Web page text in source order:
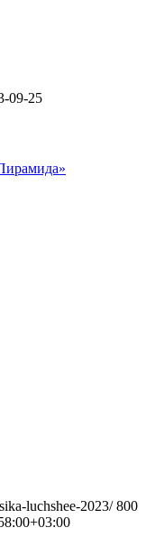
09-25
luchshee-2023/ 800